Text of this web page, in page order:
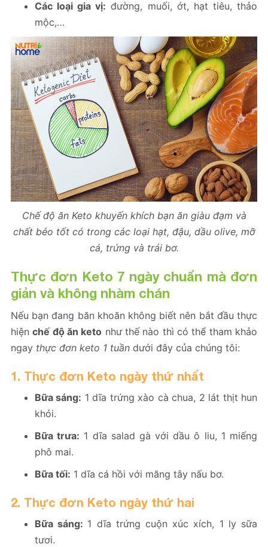
Các loại gia vị: đường, muối, ớt, hạt tiêu, thảo
mộc,…
Chế độ ăn Keto khuyến khích bạn ăn giàu đạm và
chất béo tốt có trong các loại hạt, đậu, dầu olive, mỡ
cá, trứng và trái bơ.
Thực đơn Keto 7 ngày chuẩn mà đơn
giản và không nhàm chán
Nếu bạn đang băn khoăn không biết nên bắt đầu thực
hiệnchế độ ăn keto như thế nào thì có thể tham khảo
ngay thực đơn keto 1 tuần dưới đây của chúng tôi:
1. Thực đơn Keto ngày thứ nhất
Bữa sáng: 1 dĩa trứng xào cà chua, 2 lát thịt hun
khói.
Bữa trưa: 1 dĩa salad gà với dầu ô liu, 1 miếng
phô mai.
Bữa tối: 1 dĩa cá hồi với măng tây nấu bơ.
2. Thực đơn Keto ngày thứ hai
Bữa sáng: 1 dĩa trứng cuộn xúc xích, 1 ly sữa
tươi.